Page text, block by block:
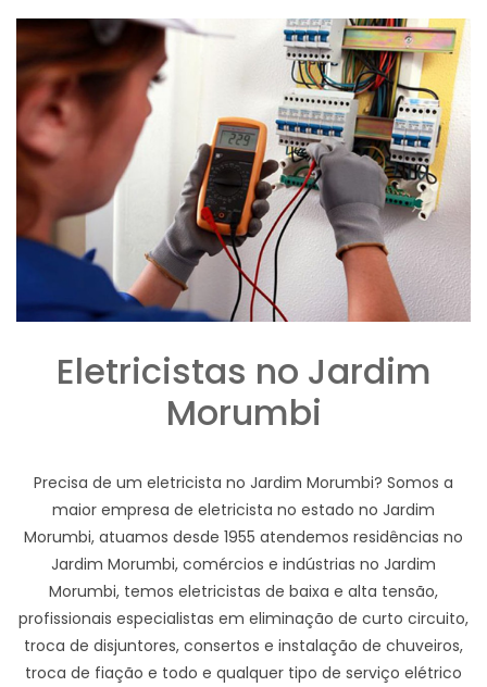
Eletricistas no Jardim
Morumbi
Precisa de um eletricista no Jardim Morumbi? Somos a
maior empresa de eletricista no estado no Jardim
Morumbi, atuamos desde 1955 atendemos residências no
Jardim Morumbi, comércios e indústrias no Jardim
Morumbi, temos eletricistas de baixa e alta tensão,
profissionais especialistas em eliminação de curto circuito,
troca de disjuntores, consertos e instalação de chuveiros,
troca de fiação e todo e qualquer tipo de serviço elétrico